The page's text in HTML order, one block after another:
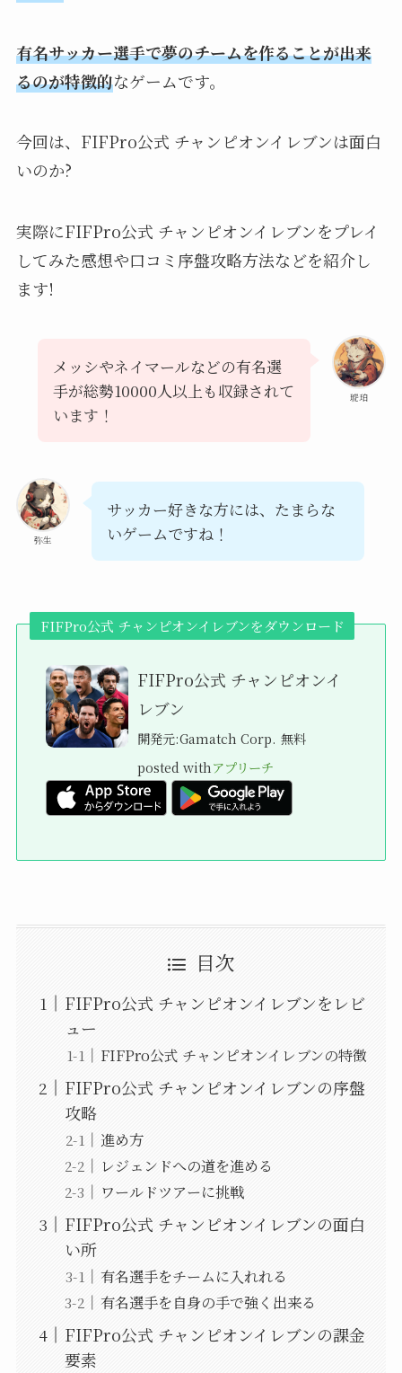
有名サッカー選手で夢のチームを作ることが出来
るのが特徴的なゲームです。
今回は、FIFPro公式 チャンピオンイレブンは面白
いのか?
実際にFIFPro公式 チャンピオンイレブンをプレイ
してみた感想や口コミ序盤攻略方法などを紹介し
ます!
琥珀
メッシやネイマールなどの有名選
手が総勢10000人以上も収録されて
います！
弥生
サッカー好きな方には、たまらな
いゲームですね！
FIFPro公式 チャンピオンイレブンをダウンロード
FIFPro公式 チャンピオンイ
レブン
開発元:Gamatch Corp. 無料
posted withアプリーチ
目次
FIFPro公式 チャンピオンイレブンをレビ
ュー
FIFPro公式 チャンピオンイレブンの特徴
FIFPro公式 チャンピオンイレブンの序盤
攻略
進め方
レジェンドへの道を進める
ワールドツアーに挑戦
FIFPro公式 チャンピオンイレブンの面白
い所
有名選手をチームに入れれる
有名選手を自身の手で強く出来る
FIFPro公式 チャンピオンイレブンの課金
要素